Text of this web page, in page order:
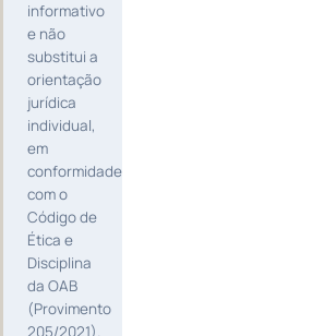
informativo
e não
substitui a
orientação
jurídica
individual,
em
conformidade
com o
Código de
Ética e
Disciplina
da OAB
(Provimento
205/2021).